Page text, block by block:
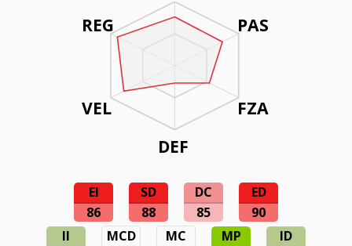
PAS
FZA
DEF
REG
VEL
EI
86
SD
88
DC
85
ED
90
II
MCD
MC
MP
ID